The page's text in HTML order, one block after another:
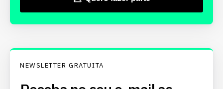
NEWSLETTER GRATUITA